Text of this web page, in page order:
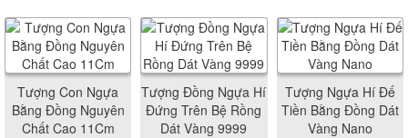
Tượng Con Ngựa
Bằng Đồng Nguyên
Chất Cao 11Cm
Tượng Đồng Ngựa Hí
Đứng Trên Bệ Rồng
Dát Vàng 9999
Tượng Ngựa Hí Đế
Tiền Bằng Đồng Dát
Vàng Nano